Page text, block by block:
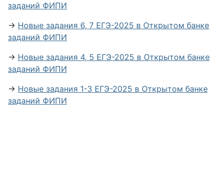
заданий ФИПИ
→ Новые задания 6, 7 ЕГЭ-2025 в Открытом банке
заданий ФИПИ
→ Новые задания 4, 5 ЕГЭ-2025 в Открытом банке
заданий ФИПИ
→ Новые задания 1-3 ЕГЭ-2025 в Открытом банке
заданий ФИПИ